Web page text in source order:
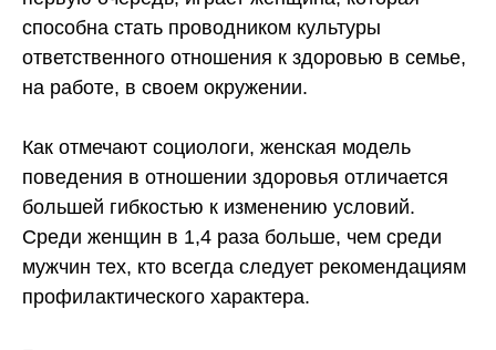
способна стать проводником культуры
ответственного отношения к здоровью в семье,
на работе, в своем окружении.
Как отмечают социологи, женская модель
поведения в отношении здоровья отличается
большей гибкостью к изменению условий.
Среди женщин в 1,4 раза больше, чем среди
мужчин тех, кто всегда следует рекомендациям
профилактического характера.